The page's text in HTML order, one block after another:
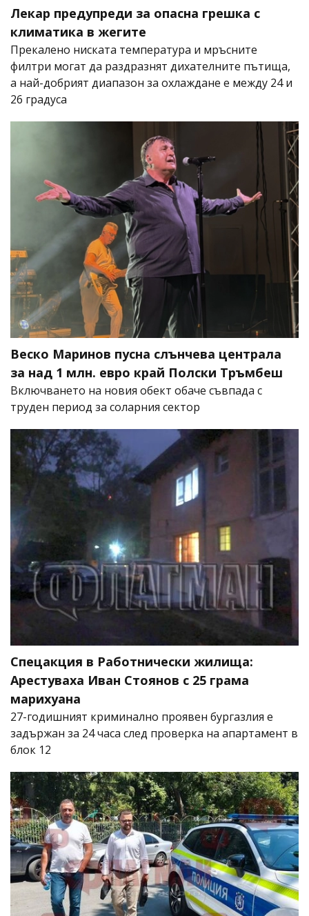
Лекар предупреди за опасна грешка с
климатика в жегите
Прекалено ниската температура и мръсните
филтри могат да раздразнят дихателните пътища,
а най-добрият диапазон за охлаждане е между 24 и
26 градуса
Веско Маринов пусна слънчева централа
за над 1 млн. евро край Полски Тръмбеш
Включването на новия обект обаче съвпада с
труден период за соларния сектор
Спецакция в Работнически жилища:
Арестуваха Иван Стоянов с 25 грама
марихуана
27-годишният криминално проявен бургазлия е
задържан за 24 часа след проверка на апартамент в
блок 12